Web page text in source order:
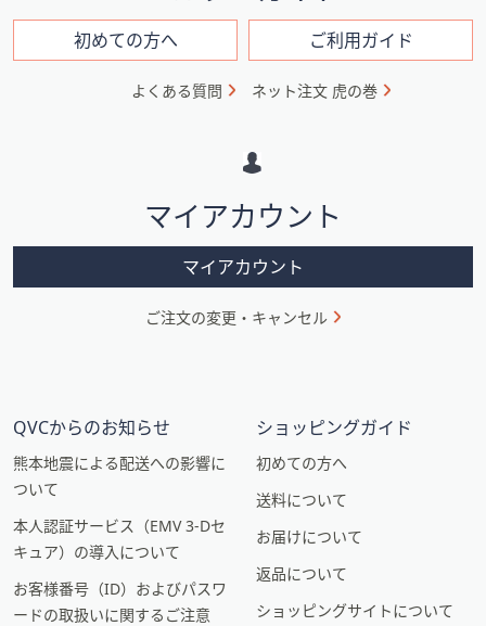
ン
ン
初めての方へ ご利用ガイド
よくある質問 ネット注文 虎の巻
マイアカウント
マイアカウント
ご注文の変更・キャンセル
QVCからのお知らせ
熊本地震による配送への影響に
ついて
本人認証サービス（EMV 3-Dセ
キュア）の導入について
お客様番号（ID）およびパスワ
ードの取扱いに関するご注意
ショッピングガイド
初めての方へ
送料について
お届けについて
返品について
ショッピングサイトについて